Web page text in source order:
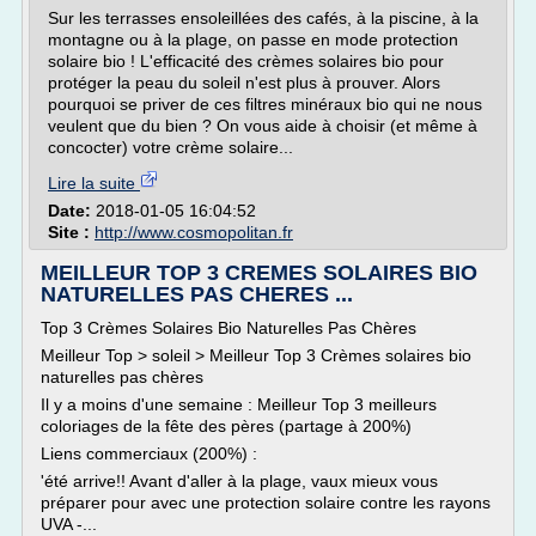
Sur les terrasses ensoleillées des cafés, à la piscine, à la
montagne ou à la plage, on passe en mode protection
solaire bio ! L'efficacité des crèmes solaires bio pour
protéger la peau du soleil n'est plus à prouver. Alors
pourquoi se priver de ces filtres minéraux bio qui ne nous
veulent que du bien ? On vous aide à choisir (et même à
concocter) votre crème solaire...
Lire la suite
Date: 2018-01-05 16:04:52
Site : http://www.cosmopolitan.fr
MEILLEUR TOP 3 CREMES SOLAIRES BIO
NATURELLES PAS CHERES ...
Top 3 Crèmes Solaires Bio Naturelles Pas Chères
Meilleur Top > soleil > Meilleur Top 3 Crèmes solaires bio
naturelles pas chères
Il y a moins d'une semaine : Meilleur Top 3 meilleurs
coloriages de la fête des pères (partage à 200%)
Liens commerciaux (200%) :
'été arrive!! Avant d'aller à la plage, vaux mieux vous
préparer pour avec une protection solaire contre les rayons
UVA -...